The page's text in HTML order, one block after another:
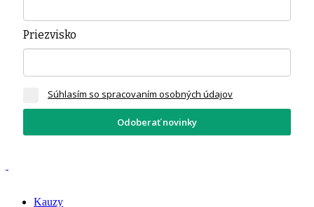
Priezvisko
Súhlasím so spracovaním osobných údajov
Odoberať novinky
Kauzy